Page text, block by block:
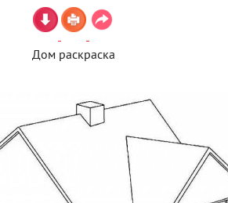
Дом раскраска